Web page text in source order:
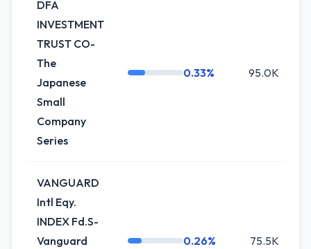
DFA
INVESTMENT
TRUST CO-
The
Japanese
Small
Company
Series
0.33% 95.0K
VANGUARD
Intl Eqy.
INDEX Fd.S-
Vanguard
0.26% 75.5K